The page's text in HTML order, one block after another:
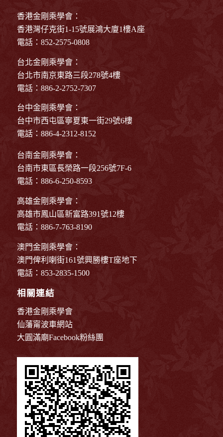
香港金剛乘學會：
香港灣仔克街1-15號展鴻大廈1樓A座
電話：852-2575-0808
台北金剛乘學會：
台北市南京東路三段278號4樓
電話：886-2-2752-7307
台中金剛乘學會：
台中市西屯區寧夏東一街29號6樓
電話：886-4-2312-8152
台南金剛乘學會：
台南市東區長榮路一段256號7F-6
電話：886-6-250-8593
高雄金剛乘學會：
高雄市鳳山區新富路391號12樓
電話：886-7-763-8190
澳門金剛乘學會：
澳門俾利喇街161號興勝樓T座地下
電話：853-2835-1500
相關連結
香港金剛乘學會
仙藩甯波車網站
大圓滿廟Facebook粉絲團